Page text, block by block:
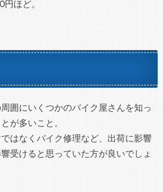
ほど。
囲にいくつかのバイク屋さんを知っ
が多いこと。
はなくバイク修理など、出荷に影響
受けると思っていた方が良いでしょ